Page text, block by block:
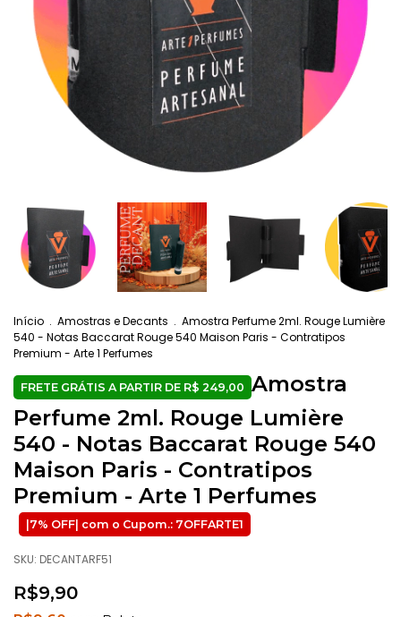
Início . Amostras e Decants . Amostra Perfume 2ml. Rouge Lumière
540 - Notas Baccarat Rouge 540 Maison Paris - Contratipos
Premium - Arte 1 Perfumes
Amostra
Perfume 2ml. Rouge Lumière
540 - Notas Baccarat Rouge 540
Maison Paris - Contratipos
Premium - Arte 1 Perfumes
SKU: DECANTARF51
R$9,90